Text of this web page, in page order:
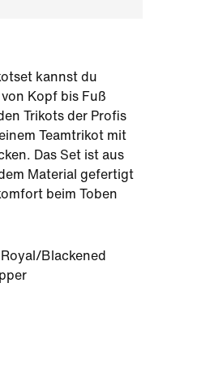
kannst du
Kopf bis Fuß
Trikots der Profis
Teamtrikot mit
Das Set ist aus
Material gefertigt
beim Toben
Blackened